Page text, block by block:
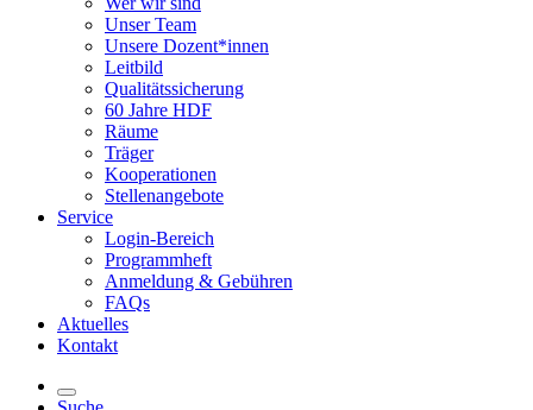
Unser Team
Unsere Dozent*innen
Leitbild
Qualitätssicherung
60 Jahre HDF
Räume
Träger
Kooperationen
Stellenangebote
Service
Login-Bereich
Programmheft
Anmeldung & Gebühren
FAQs
Aktuelles
Kontakt